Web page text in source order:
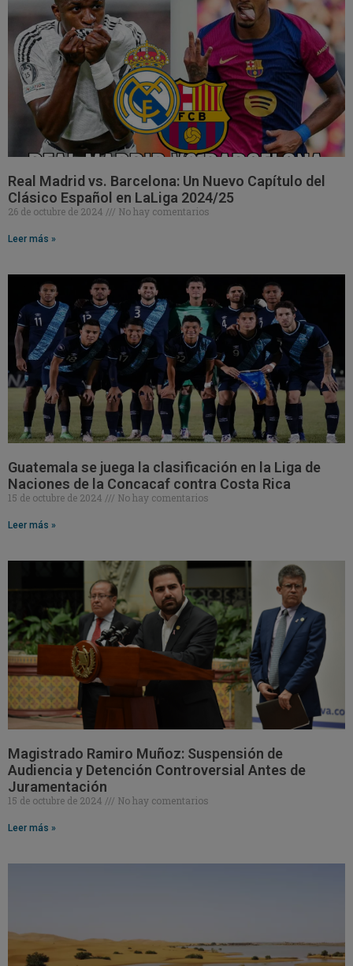
Real Madrid vs. Barcelona: Un Nuevo Capítulo del
Clásico Español en LaLiga 2024/25
26 de octubre de 2024 No hay comentarios
Leer más »
Guatemala se juega la clasificación en la Liga de
Naciones de la Concacaf contra Costa Rica
15 de octubre de 2024 No hay comentarios
Leer más »
Magistrado Ramiro Muñoz: Suspensión de
Audiencia y Detención Controversial Antes de
Juramentación
15 de octubre de 2024 No hay comentarios
Leer más »